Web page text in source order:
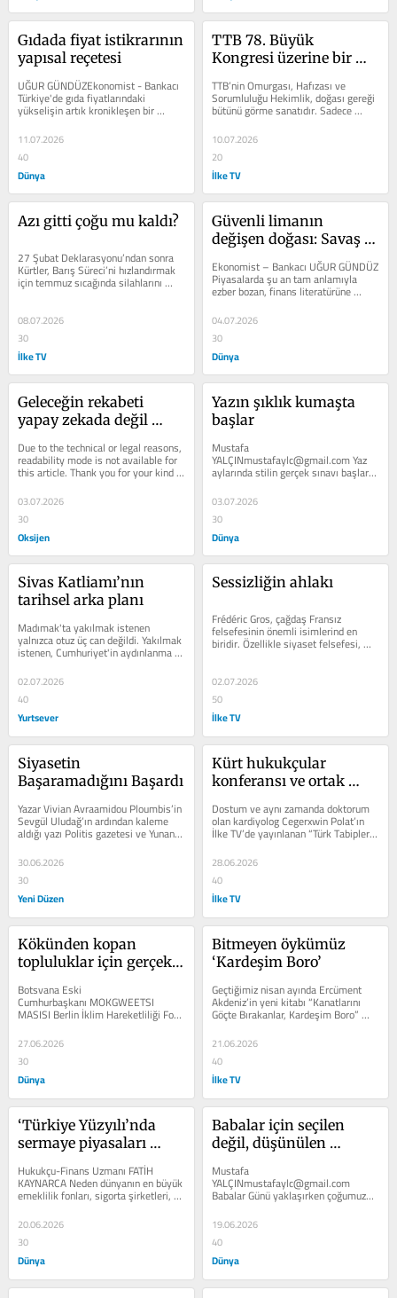
Gıdada fiyat istikrarının
yapısal reçetesi
UĞUR GÜNDÜZEkonomist - Bankacı
Türkiye'de gıda fiyatlarındaki
yükselişin artık kronikleşen bir
yapısal krize dönüştüğü...
11.07.2026
40
Dünya
TTB 78. Büyük
Kongresi üzerine bir
TTB’nin Omurgası, Hafızası ve
Sorumluluğu Hekimlik, doğası gereği
bütünü görme sanatıdır. Sadece
semptoma bakmazsınız; hastanın...
10.07.2026
20
İlke TV
Azı gitti çoğu mu kaldı?
27 Şubat Deklarasyonu’ndan sonra
Kürtler, Barış Süreci’ni hızlandırmak
için temmuz sıcağında silahlarını
yaktı ve sürece yeni bir...
08.07.2026
30
İlke TV
Güvenli limanın
değişen doğası: Savaş
Ekonomist – Bankacı UĞUR GÜNDÜZ
Piyasalarda şu an tam anlamıyla
ezber bozan, finans literatürüne
"savaş paradoksu" olarak...
04.07.2026
30
Dünya
Geleceğin rekabeti
yapay zekada değil
Due to the technical or legal reasons,
readability mode is not available for
this article. Thank you for your kind
03.07.2026
30
Oksijen
Yazın şıklık kumaşta
başlar
Mustafa
YALÇINmustafaylc@gmail.com Yaz
aylarında stilin gerçek sı­navı başlar.
Kışın ceketler, paltolar ve kat kat
kombinlerle oluşturulan...
03.07.2026
30
Dünya
Sivas Katliamı’nın
tarihsel arka planı
Madımak'ta yakılmak istenen
yalnızca otuz üç can değildi. Yakılmak
istenen, Cumhuriyet'in aydınlanma
fikriydi; akıldı, bilimdi, sanattı ve...
02.07.2026
40
Yurtsever
Sessizliğin ahlakı
Frédéric Gros, çağdaş Fransız
felsefesinin önemli isimlerind en
biridir. Özellikle siyaset felsefesi,
etik, hukuk, savaş, güvenlik...
02.07.2026
50
İlke TV
Siyasetin
Başaramadığını Başardı
Yazar Vivian Avraamidou Ploumbis’in
Sevgül Uludağ’ın ardından kaleme
aldığı yazı Politis gazetesi ve Yunan
devlet televizyonu ERT’NİN...
30.06.2026
30
Yeni Düzen
Kürt hukukçular
konferansı ve ortak
Dostum ve aynı zamanda doktorum
olan kardiyolog Cegerxwin Polat’ın
İlke TV’de yayınlanan “Türk Tabipleri
Birliği’nde Kürt sorunu”...
28.06.2026
40
İlke TV
Kökünden kopan
topluluklar için gerçek
Botsvana Eski
Cumhurbaşkanı MOKGWEETSI
MASISI Berlin İklim Hareketliliği Fo­
rumu’nun geçen yılki açılı­şında;
Afrika, Güney Asya,...
27.06.2026
30
Dünya
Bitmeyen öykümüz
‘Kardeşim Boro’
Geçtiğimiz nisan ayında Ercüment
Akdeniz’in yeni kitabı “Kanatlarını
Göçte Bırakanlar, Kardeşim Boro”
okurlarıyla buluştu. Kitaplar...
21.06.2026
40
İlke TV
‘Türkiye Yüzyılı’nda
sermaye piyasaları
Hukukçu-Finans Uzmanı FATİH
KAYNARCA Neden dünyanın en büyük
emeklilik fonları, sigor­ta şirketleri,
egemen var­lık fonları ve uzun...
20.06.2026
30
Dünya
Babalar için seçilen
değil, düşünülen
Mustafa
YALÇINmustafaylc@gmail.com
Babalar Günü yaklaşırken çoğu­muzun
aklına ilk olarak alına­cak hediyeler
geliyor. Oysa bir ba­bayı...
19.06.2026
40
Dünya